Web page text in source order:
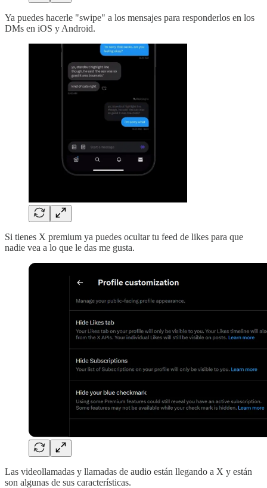
Ya puedes hacerle "swipe" a los mensajes para responderlos en los
DMs en iOS y Android.
Si tienes X premium ya puedes ocultar tu feed de likes para que
nadie vea a lo que le das me gusta.
Las videollamadas y llamadas de audio están llegando a X y están
son algunas de sus características.